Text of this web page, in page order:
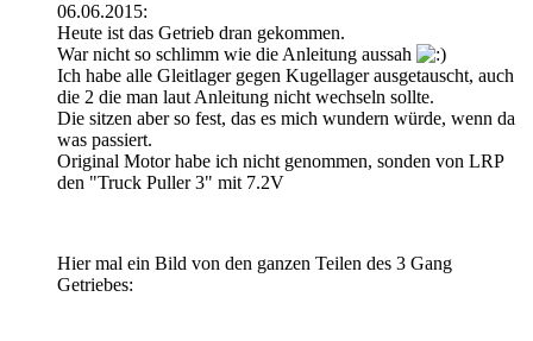
06.06.2015:
Heute ist das Getrieb dran gekommen.
War nicht so schlimm wie die Anleitung aussah
Ich habe alle Gleitlager gegen Kugellager ausgetauscht, auch
die 2 die man laut Anleitung nicht wechseln sollte.
Die sitzen aber so fest, das es mich wundern würde, wenn da
was passiert.
Original Motor habe ich nicht genommen, sonden von LRP
den "Truck Puller 3" mit 7.2V
Hier mal ein Bild von den ganzen Teilen des 3 Gang
Getriebes: